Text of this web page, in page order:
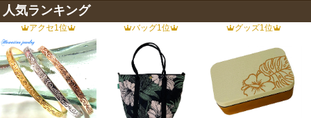
人気ランキング
アクセ1位 バッグ1位 グッズ1位